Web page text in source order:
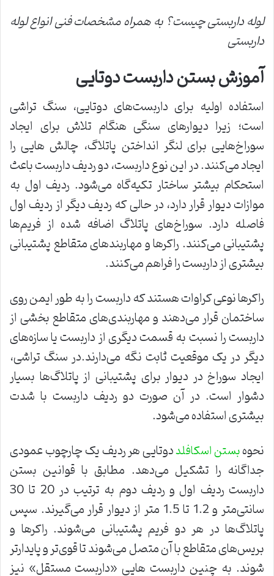
لوله داربستی چیست؟ به همراه مشخصات فنی انواع لوله
داربستی
آموزش بستن داربست دوتایی
استفاده اولیه برای داربست‌های دوتایی، سنگ تراشی
است؛ زیرا دیوارهای سنگی هنگام تلاش برای ایجاد
سوراخ‌هایی برای لنگر انداختن پاتلاگ، چالش هایی را
ایجاد می‌کنند. در این نوع داربست، دو ردیف داربست باعث
استحکام بیشتر ساختار تکیه‌گاه می‌شود. ردیف اول به
موازات دیوار قرار دارد، در حالی که ردیف دیگر از ردیف اول
فاصله دارد. سوراخ‌های پاتلاگ اضافه شده از فریم‌ها
پشتیبانی می‌کنند. راکرها و مهاربندهای متقاطع پشتیبانی
بیشتری از داربست را فراهم می‌کنند.
راکرها نوعی کراوات هستند که داربست را به طور ایمن روی
ساختمان قرار می‌دهند و مهاربندی‌های متقاطع بخشی از
داربست را نسبت به قسمت دیگری از داربست یا سازه‌های
دیگر در یک موقعیت ثابت نگه می‌دارند.در سنگ تراشی،
ایجاد سوراخ در دیوار برای پشتیبانی از پاتلاگ‌ها بسیار
دشوار است. در آن صورت دو ردیف داربست با شدت
بیشتری استفاده می‌شود.
نحوهبستن اسکافلددوتایی هر ردیف یک چارچوب عمودی
جداگانه را تشکیل می‌دهد. مطابق با قوانین بستن
داربست ردیف اول و ردیف دوم به ترتیب در 20 تا 30
سانتی‌متر و 1.2 تا 1.5 متر از دیوار قرار می‌گیرند. سپس
پاتلاگ‌ها در هر دو فریم پشتیبانی می‌شوند. راکرها و
بریس‌های متقاطع با آن متصل می‌شوند تا قوی‌تر و پایدارتر
شوند. به چنین داربست هایی «داربست مستقل» نیز